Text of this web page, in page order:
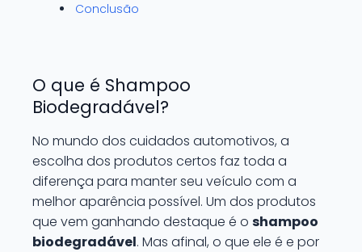
Conclusão
O que é Shampoo
Biodegradável?
No mundo dos cuidados automotivos, a
escolha dos produtos certos faz toda a
diferença para manter seu veículo com a
melhor aparência possível. Um dos produtos
que vem ganhando destaque é o shampoo
biodegradável. Mas afinal, o que ele é e por